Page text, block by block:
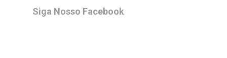
Siga Nosso Facebook